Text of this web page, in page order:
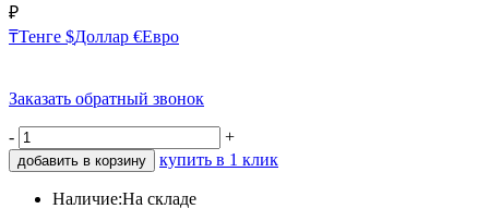
₽
₸Тенге $Доллар €Евро
Заказать обратный звонок
- +
добавить в корзину купить в 1 клик
Наличие:На складе